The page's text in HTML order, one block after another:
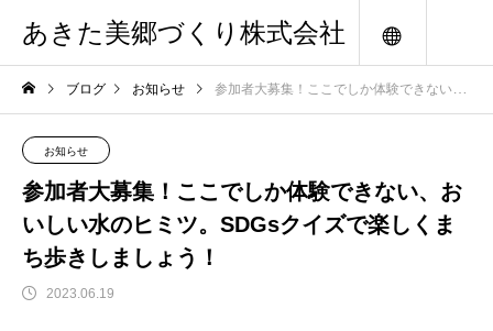
あきた美郷づくり株式会社
ブログ お知らせ 参加者大募集！ここでしか体験できない、おいしい水のヒミツ。SDGsクイズで楽しくまち歩きしましょう！
お知らせ
参加者大募集！ここでしか体験できない、お
いしい水のヒミツ。SDGsクイズで楽しくま
ち歩きしましょう！
2023.06.19